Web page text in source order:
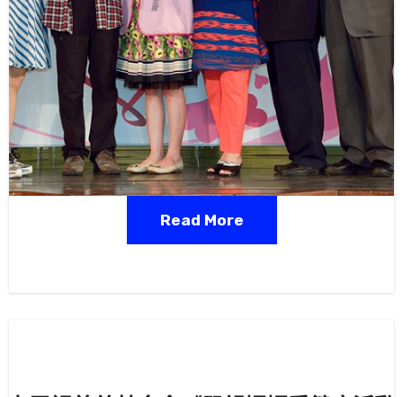
Read More